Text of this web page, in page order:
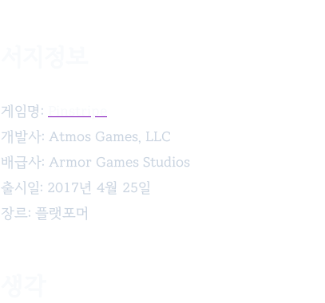
게임명:
개발사: Atmos Games, LLC
배급사: Armor Games Studios
출시일: 2017년 4월 25일
장르: 플랫포머